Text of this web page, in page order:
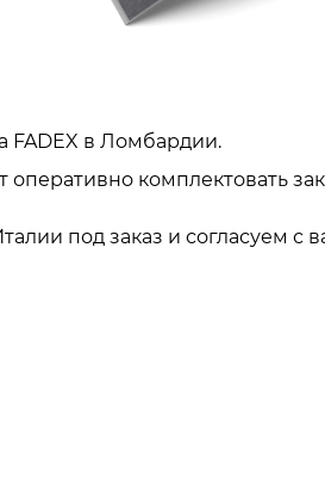
FADEX в Ломбардии.
комплектовать
под заказ и согласуем с